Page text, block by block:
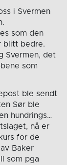
i Svermen
som den
blitt bedre.
Svermen, det
som
ble sendt
Sør ble
hundrings…
nå er
for de
Baker
som pga